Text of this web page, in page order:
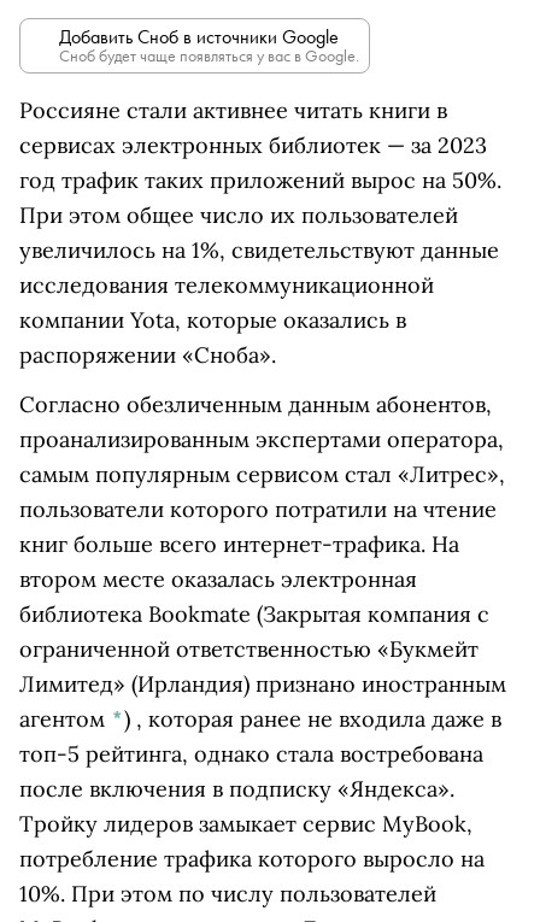
Добавить Сноб в источники Google
Сноб будет чаще появляться у вас в Google.
Россияне стали активнее читать книги в
сервисах электронных библиотек — за 2023
год трафик таких приложений вырос на 50%.
При этом общее число их пользователей
увеличилось на 1%, свидетельствуют данные
исследования телекоммуникационной
компании Yota, которые оказались в
распоряжении «Сноба».
Согласно обезличенным данным абонентов,
проанализированным экспертами оператора,
самым популярным сервисом стал «Литрес»,
пользователи которого потратили на чтение
книг больше всего интернет-трафика. На
втором месте оказалась электронная
библиотека Bookmate (Закрытая компания с
ограниченной ответственностью «Букмейт
Лимитед» (Ирландия) признано иностранным
агентом *) , которая ранее не входила даже в
топ-5 рейтинга, однако стала востребована
после включения в подписку «Яндекса».
Тройку лидеров замыкает сервис MyBook,
потребление трафика которого выросло на
10%. При этом по числу пользователей